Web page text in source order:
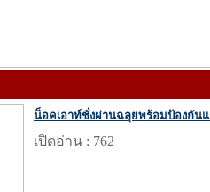
น็อคเอาท์ชั่งผ่านฉลุยพร้อมป้องกัน
เปิดอ่าน : 762